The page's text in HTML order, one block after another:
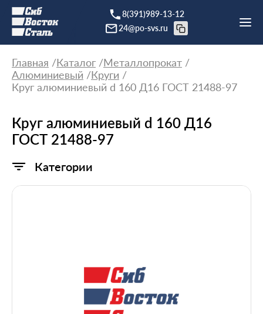
8(391)989-13-12
24@po-svs.ru
Главная Каталог
Металлопрокат
Алюминиевый
Круги
Круг алюминиевый d 160 Д16 ГОСТ 21488-97
Круг алюминиевый d 160 Д16
ГОСТ 21488-97
Категории